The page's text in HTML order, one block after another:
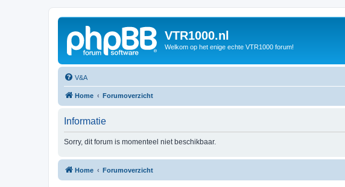
VTR1000.nl
Welkom op het enige echte VTR1000 forum!
V&A
Home Forumoverzicht
Informatie
Sorry, dit forum is momenteel niet beschikbaar.
Home Forumoverzicht